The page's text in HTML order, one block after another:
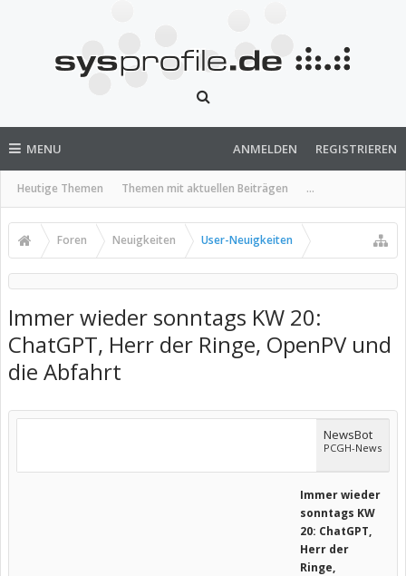
MENU
Heutige Themen Themen mit aktuellen Beiträgen ...
ANMELDEN REGISTRIEREN
Foren Neuigkeiten User-Neuigkeiten
Immer wieder sonntags KW 20:
ChatGPT, Herr der Ringe, OpenPV und
die Abfahrt
NewsBot
PCGH-News
Immer wieder
sonntags KW
20: ChatGPT,
Herr der
Ringe,